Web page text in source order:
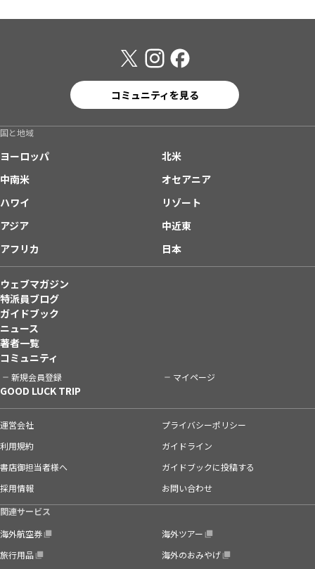
コミュニティを見る
国と地域
ヨーロッパ
北米
中南米
オセアニア
ハワイ
リゾート
アジア
中近東
アフリカ
日本
ウェブマガジン
特派員ブログ
ガイドブック
ニュース
著者一覧
コミュニティ
新規会員登録 マイページ
GOOD LUCK TRIP
運営会社
プライバシーポリシー
利用規約
ガイドライン
書店御担当者様へ
ガイドブックに投稿する
採用情報
お問い合わせ
関連サービス
海外航空券
海外ツアー
旅行用品
海外のおみやげ